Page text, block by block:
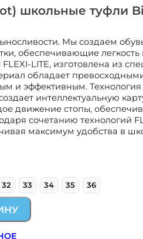
школьные туфли
Мы создаем
обеспечивающие
LITE, изготовлена из
обладает
и эффективным. Технология
интеллектуальную
движение стопы,
сочетанию технологий
максимум удобства в
32 33 34 35 36